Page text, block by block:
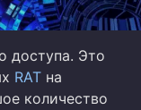
доступа. Это
RAT на
количество